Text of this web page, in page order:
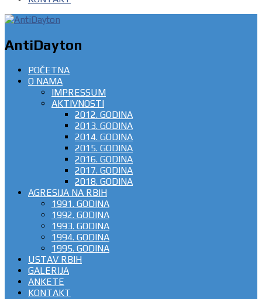
AntiDayton
POČETNA
O NAMA
IMPRESSUM
AKTIVNOSTI
2012. GODINA
2013. GODINA
2014. GODINA
2015. GODINA
2016. GODINA
2017. GODINA
2018. GODINA
AGRESIJA NA RBIH
1991. GODINA
1992. GODINA
1993. GODINA
1994. GODINA
1995. GODINA
USTAV RBIH
GALERIJA
ANKETE
KONTAKT